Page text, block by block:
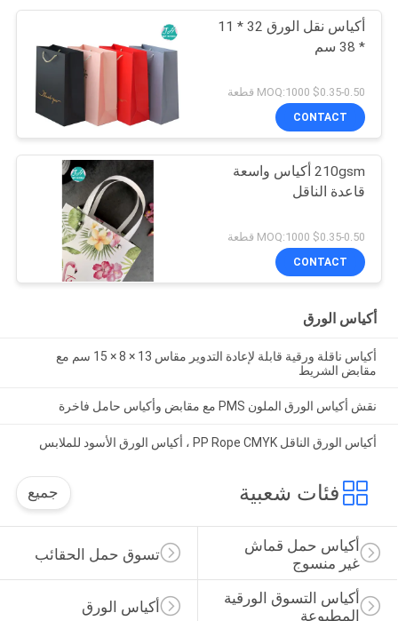
أكياس نقل الورق 32 * 11
* 38 سم
$0.35-0.50 MOQ:1000 قطعة
CONTACT
210gsm أكياس واسعة
قاعدة الناقل
$0.35-0.50 MOQ:1000 قطعة
CONTACT
أكياس الورق
أكياس ناقلة ورقية قابلة لإعادة التدوير مقاس 13 × 8 × 15 سم مع
مقابض الشريط
نقش أكياس الورق الملون PMS مع مقابض وأكياس حامل فاخرة
أكياس الورق الناقل PP Rope CMYK ، أكياس الورق الأسود للملابس
فئات شعبية جميع
تسوق حمل الحقائب
أكياس حمل قماش
غير منسوج
أكياس الورق
أكياس التسوق الورقية
المطبوعة